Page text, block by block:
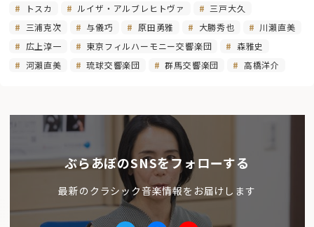
トスカ
ルイザ・アルブレヒトヴァ
三戸大久
三浦克次
与儀巧 原田勇雅 大勝秀也
川瀨直美
広上淳一
東京フィルハーモニー交響楽団
森雅史
河瀨直美
琉球交響楽団 群馬交響楽団 高橋洋介
ぶらあぼのSNSをフォローする
最新のクラシック音楽情報をお届けします